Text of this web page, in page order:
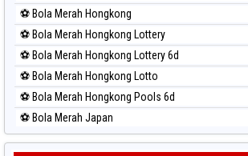
⚽ Bola Merah Hongkong
⚽ Bola Merah Hongkong Lottery
⚽ Bola Merah Hongkong Lottery 6d
⚽ Bola Merah Hongkong Lotto
⚽ Bola Merah Hongkong Pools 6d
⚽ Bola Merah Japan
⚽ Bola Merah Japan 6d